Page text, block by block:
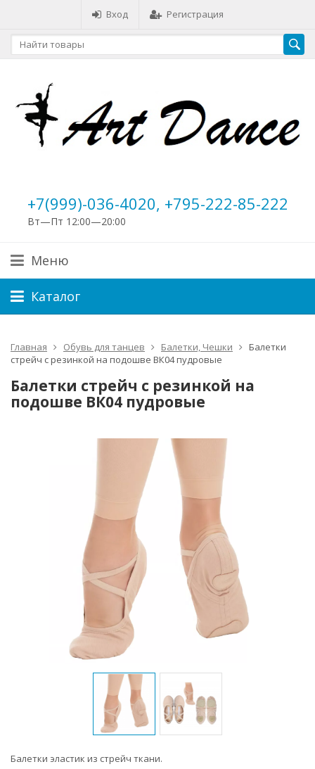
Вход Регистрация
+7(999)-036-4020, +795-222-85-222
Вт—Пт 12:00—20:00
Меню
Каталог
Главная Обувь для танцев Балетки, Чешки
Балетки
стрейч с резинкой на подошве ВК04 пудровые
Балетки стрейч с резинкой на
подошве ВК04 пудровые
Балетки эластик из стрейч ткани.